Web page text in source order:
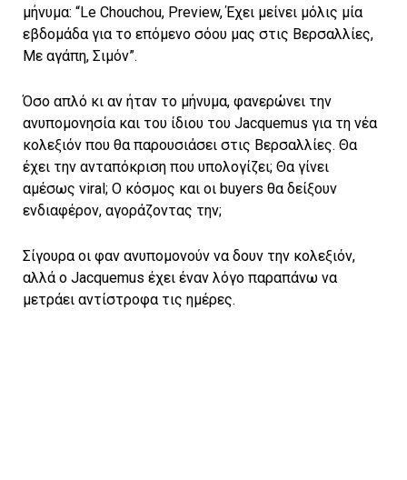
μήνυμα: “Le Chouchou, Preview, Έχει μείνει μόλις μία
εβδομάδα για το επόμενο σόου μας στις Βερσαλλίες,
Με αγάπη, Σιμόν”.
Όσο απλό κι αν ήταν το μήνυμα, φανερώνει την
ανυπομονησία και του ίδιου του Jacquemus για τη νέα
κολεξιόν που θα παρουσιάσει στις Βερσαλλίες. Θα
έχει την ανταπόκριση που υπολογίζει; Θα γίνει
αμέσως viral; O κόσμος και οι buyers θα δείξουν
ενδιαφέρον, αγοράζoντας την;
Σίγουρα οι φαν ανυπομονούν να δουν την κολεξιόν,
αλλά ο Jacquemus έχει έναν λόγο παραπάνω να
μετράει αντίστροφα τις ημέρες.